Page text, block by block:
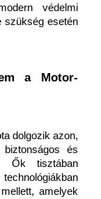
védelmi
szükség esetén
a Motor-
dolgozik azon,
biztonságos és
Ők tisztában
amelyek